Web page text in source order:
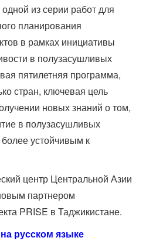
из серии работ для
планирования
в рамках инициативы
в полузасушливых
пятилетняя программа,
стран, ключевая цель
новых знаний о том,
в полузасушливых
устойчивым к
центр Центральной Азии
партнером
PRISE в Таджикистане.
русском языке